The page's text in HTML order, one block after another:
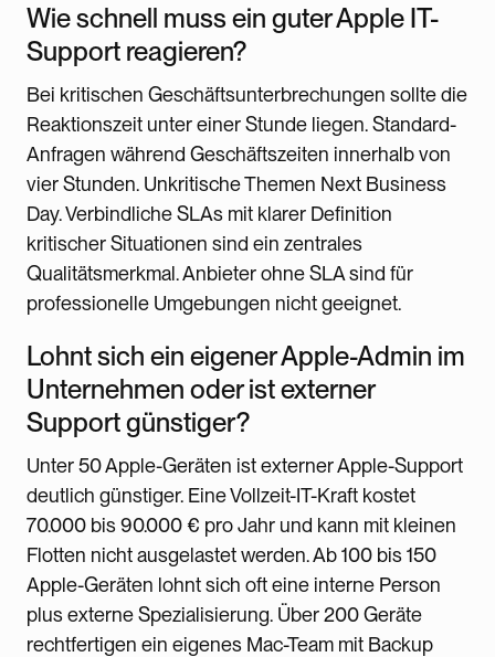
Wie schnell muss ein guter Apple IT-
Support reagieren?
Bei kritischen Geschäftsunterbrechungen sollte die
Reaktionszeit unter einer Stunde liegen. Standard-
Anfragen während Geschäftszeiten innerhalb von
vier Stunden. Unkritische Themen Next Business
Day. Verbindliche SLAs mit klarer Definition
kritischer Situationen sind ein zentrales
Qualitätsmerkmal. Anbieter ohne SLA sind für
professionelle Umgebungen nicht geeignet.
Lohnt sich ein eigener Apple-Admin im
Unternehmen oder ist externer
Support günstiger?
Unter 50 Apple-Geräten ist externer Apple-Support
deutlich günstiger. Eine Vollzeit-IT-Kraft kostet
70.000 bis 90.000 € pro Jahr und kann mit kleinen
Flotten nicht ausgelastet werden. Ab 100 bis 150
Apple-Geräten lohnt sich oft eine interne Person
plus externe Spezialisierung. Über 200 Geräte
rechtfertigen ein eigenes Mac-Team mit Backup